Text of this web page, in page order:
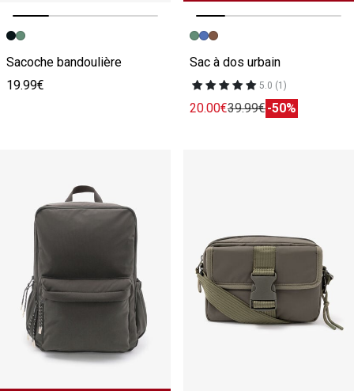
Image précédente
Image suivante
Sacoche bandoulière
19.99€
Image précédente
Image suivante
Sac à dos urbain
5.0 (1)
20.00€39.99€-50%